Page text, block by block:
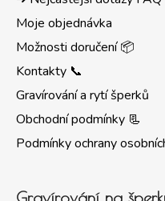
Moje objednávka
Možnosti doručení 📦
Kontakty 📞
Gravírování a rytí šperků
Obchodní podmínky 📃
Podmínky ochrany